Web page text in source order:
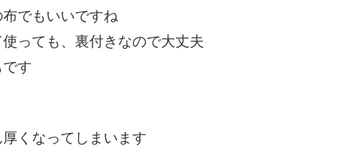
でもいいですね
っても、裏付きなので大丈夫
す
くなってしまいます